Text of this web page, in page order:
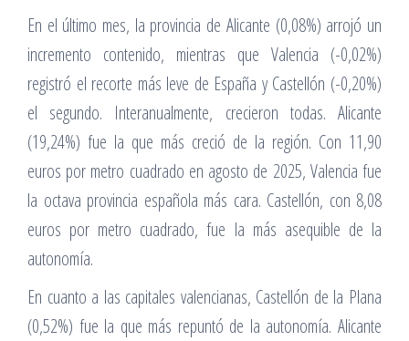
En el último mes, la provincia de Alicante (0,08%) arrojó un
incremento contenido, mientras que Valencia (-0,02%)
registró el recorte más leve de España y Castellón (-0,20%)
el segundo. Interanualmente, crecieron todas. Alicante
(19,24%) fue la que más creció de la región. Con 11,90
euros por metro cuadrado en agosto de 2025, Valencia fue
la octava provincia española más cara. Castellón, con 8,08
euros por metro cuadrado, fue la más asequible de la
autonomía.
En cuanto a las capitales valencianas, Castellón de la Plana
(0,52%) fue la que más repuntó de la autonomía. Alicante